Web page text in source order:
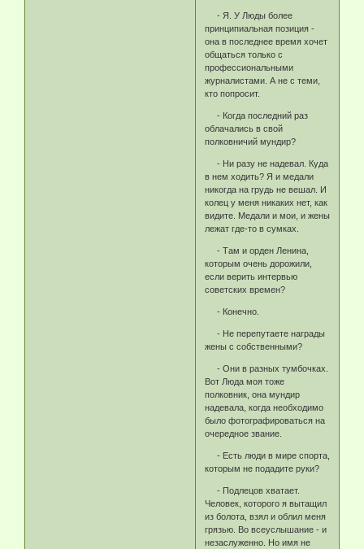
- Я. У Люды более
принципиальная позиция -
она в последнее время хочет
общаться только с
профессиональными
журналистами. А не с теми,
кто попросит.
- Когда последний раз
облачались в свой
полковничий мундир?
- Ни разу не надевал. Куда
в нем ходить? Я и медали
никогда на грудь не вешал. И
колец у меня никаких нет, как
видите. Медали и мои, и жены
лежат где-то в сумках.
- Там и орден Ленина,
которым очень дорожили,
если верить интервью
советских времен?
- Конечно.
- Не перепутаете награды
жены с собственными?
- Они в разных тумбочках.
Вот Люда моя тоже
полковник, она мундир
надевала, когда необходимо
было фотографироваться на
очередное звание.
- Есть люди в мире спорта,
которым не подадите руки?
- Подлецов хватает.
Человек, которого я вытащил
из болота, взял и облил меня
грязью. Во всеуслышание - и
незаслуженно. Но имя не